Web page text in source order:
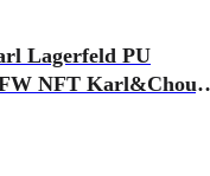
Lagerfeld PU
NFT Karl&Choup